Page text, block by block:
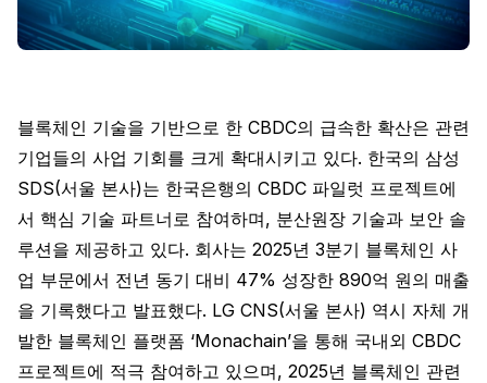
블록체인 기술을 기반으로 한 CBDC의 급속한 확산은 관련
기업들의 사업 기회를 크게 확대시키고 있다. 한국의 삼성
SDS(서울 본사)는 한국은행의 CBDC 파일럿 프로젝트에
서 핵심 기술 파트너로 참여하며, 분산원장 기술과 보안 솔
루션을 제공하고 있다. 회사는 2025년 3분기 블록체인 사
업 부문에서 전년 동기 대비 47% 성장한 890억 원의 매출
을 기록했다고 발표했다. LG CNS(서울 본사) 역시 자체 개
발한 블록체인 플랫폼 ‘Monachain’을 통해 국내외 CBDC
프로젝트에 적극 참여하고 있으며, 2025년 블록체인 관련